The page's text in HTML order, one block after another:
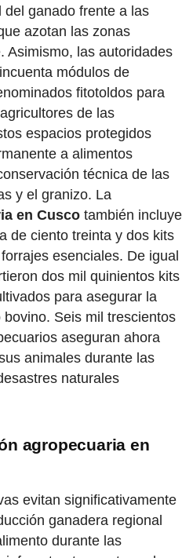
ganado frente a las
azotan las zonas
Asimismo, las autoridades
módulos de
fitotoldos para
de las
espacios protegidos
a alimentos
técnica de las
y el granizo. La
en Cusco también incluye
de ciento treinta y dos kits
esenciales. De igual
dos mil quinientos kits
para asegurar la
Seis mil trescientos
aseguran ahora
animales durante las
naturales
agropecuaria en
evitan significativamente
ganadera regional
durante las